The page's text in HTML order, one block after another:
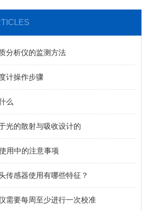
分析仪的监测方法
计操作步骤
么
光的散射与吸收设计的
用中的注意事项
传感器使用有哪些特征？
需要每周至少进行一次校准